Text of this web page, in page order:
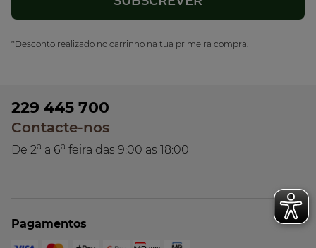
*Desconto realizado no carrinho na tua primeira compra.
229 445 700
Contacte-nos
De 2a a 6a feira das 9:00 as 18:00
Pagamentos